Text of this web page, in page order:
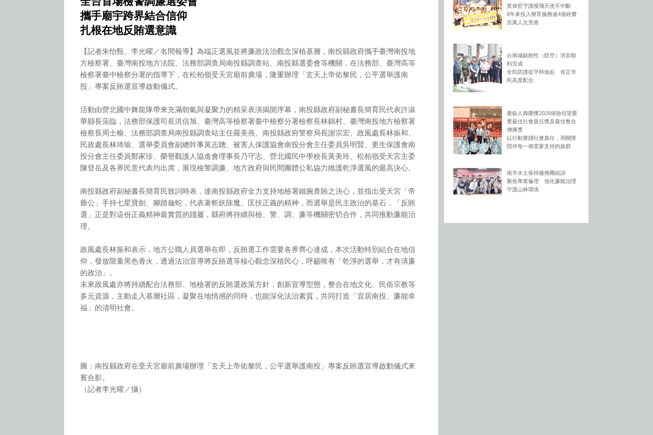
攜手廟宇跨界結合信仰
扎根在地反賄選意識
【記者朱怡甄、李光曜／名間報導】為端正選風並將廉政法治觀念深植基層，南投縣政府攜手臺灣南投地
方檢察署、臺灣南投地方法院、法務部調查局南投縣調查站、南投縣選委會等機關，在法務部、臺灣高等
檢察署臺中檢察分署的指導下，在松柏嶺受天宮廟前廣場，隆重辦理「玄天上帝佑黎民，公平選舉護南
投」專案反賄選宣導啟動儀式。
活動由營北國中舞龍隊帶來充滿朝氣與凝聚力的精采表演揭開序幕，南投縣政府副秘書長簡育民代表許淑
華縣長蒞臨，法務部保護司長洪信旭、臺灣高等檢察署臺中檢察分署檢察長林錦村、臺灣南投地方檢察署
檢察長周士榆、法務部調查局南投縣調查站主任羅美燕、南投縣政府警察局長謝宗宏、政風處長林振和、
民政處長林琦瑜、選舉委員會副總幹事黃志聰、被害人保護協會南投分會主任委員吳明賢、更生保護會南
投分會主任委員鄭家珍、榮譽觀護人協進會理事長乃守志、營北國民中學校長黃美玲、松柏嶺受天宮主委
陳登岳及各界民意代表均出席，展現檢警調廉、地方政府與民間團體公私協力維護乾淨選風的最高決心。
南投縣政府副秘書長簡育民致詞時表，達南投縣政府全力支持地檢署鐵腕查賄之決心，並指出受天宮「帝
爺公」手持七星寶劍、腳踏龜蛇，代表著斬妖除魔、匡扶正義的精神，而選舉是民主政治的基石，「反賄
選」正是對這份正義精神最實質的踐履，縣府將持續與檢、警、調、廉等機關密切合作，共同推動廉能治
理。
政風處長林振和表示，地方公職人員選舉在即，反賄選工作需要各界齊心達成，本次活動特別結合在地信
仰，發放限量黑色香火，透過法治宣導將反賄選等核心觀念深植民心，呼籲唯有「乾淨的選舉，才有清廉
的政治」。
未來政風處亦將持續配合法務部、地檢署的反賄選政策方針，創新宣導型態，整合在地文化、民俗宗教等
多元資源，主動走入基層社區，凝聚在地情感的同時，也能深化法治素質，共同打造「宜居南投、廉能幸
福」的清明社會。
圖：南投縣政府在受天宮廟前廣場辦理「玄天上帝佑黎民，公平選舉護南投」專案反賄選宣導啟動儀式來
賓合影。
（記者李光曜／攝）
黃偉哲守護慢飛天使不中斷
8年來投入療育服務逾4億經費
百萬人次受惠
台南城鎮韌性（防空）演習順
利完成
全民防護從平時做起 肯定市
民高度配合
臺銀人壽榮獲2026保險信望愛
獎最佳社會責任獎及最佳整合
傳播獎
以行動實踐社會責任，用關懷
陪伴每一個需要支持的族群
南市水土保持服務團組訓
聚焦專業倫理 強化廉能治理
守護山林環境